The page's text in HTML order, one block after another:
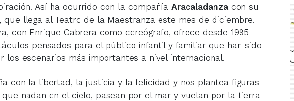
Así ha ocurrido con la compañía Aracaladanzacon su
que llega al Teatro de la Maestranza este mes de diciembre.
con Enrique Cabrera como coreógrafo, ofrece desde 1995
pensados para el público infantil y familiar que han sido
los escenarios más importantes a nivel internacional.
con la libertad, la justicia y la felicidad y nos plantea figuras
que nadan en el cielo, pasean por el mar y vuelan por la tierra